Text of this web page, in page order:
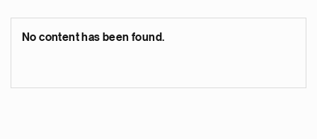
No content has been found.